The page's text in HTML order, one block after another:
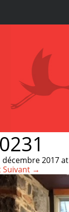
décembre 2017at
Suivant →